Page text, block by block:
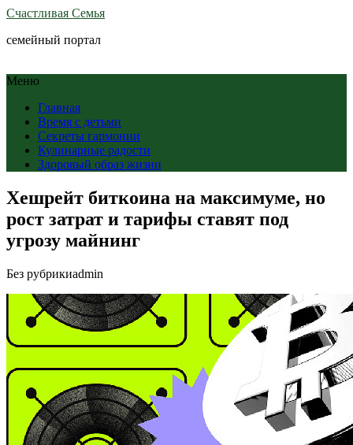
Счастливая Семья
семейный портал
Меню
Главная
Время с детьми
Секреты гармонии
Кулинарные радости
Здоровый образ жизни
Хешрейт биткоина на максимуме, но
рост затрат и тарифы ставят под
угрозу майнинг
Без рубрикиadmin